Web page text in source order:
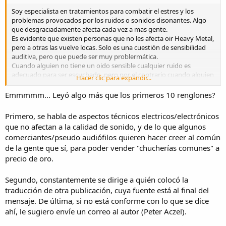
En rendimiento eléctrico básico, 2 conductores conseguidos de
enderezar 2 perchas de alambreNOdará un resultado inferior a un
juego de cables de $ 2000 (Cable Milagroso).
Tampoco lo seria para un cable calibre 16 (Cordón como para una
lámpara) de $ 1,8 el metro (Cable Ultra-precio) los cables son los
mayores fraudes en la electrónica de consumo, y la muestra de la
cobarde entrega de casi todas las publicaciones de audio a las
presiones de los comerciantes de cables de altos precios, es
realmente deprimente para la vista.
La señal no tiene ni idea de si se transmite a través de un cable caro
o barato.
Para un análisis más profundo de la realidad y la ficción en cables de
altavoz y las interconexiones de audio, se sugiere leer:
algo los cables especiales para audio?
2. Mentira sobre los Tubos de Vacío (Válvulas)
Esta mentira es también, en cierto modo, sobre una cuestión
periférica, puesto que los tubos de vacío son apenas una pequeña
parte de la corriente principal en la edad del silicio.
Soy especialista en tratamientos para combatir el estres y los
problemas provocados por los ruidos o sonidos disonantes. Algo
que desgraciadamente afecta cada vez a mas gente.
Es evidente que existen personas que no les afecta oir Heavy Metal,
pero a otras las vuelve locas. Solo es una cuestión de sensibilidad
auditiva, pero que puede ser muy problermática.
Cuando alguien no tiene un oido sensible cualquier ruido es
adecuado para ser escuchado, pero por el contrario cuando alguien
es sensible, todo no sirve para disfrutar de la música.
Con todo el respeto del mundo, la única diferencia para desmontar
lo que usted dice es una cuestión de oido.
Sin capacidad para discernir o sin la sensibilidad adecuada, hablar
de todo lo que usted se atreve a contar es absurdo.
Diferente sería si estuvieramnos hablando de precios. Las modas
hacen mucho daño y la gente que las sigue acostumbra a romper
los mercados.
Por ello se pueden pedir locuras por cosas que no hacen lo que se
Pero determinar según su criterio que nada sirve, es atreverse
demasiado. Sobre todo cuando se hace evidente que usted carece
de una sensibilidad auditiva dentro de la media. Pues de otra
manera sería imposible que usted arremetiera sin piedad contra
todo ello.
Hacer clic para expandir...
Emmmmm... Leyó algo más que los primeros 10 renglones?
Primero, se habla de aspectos técnicos electricos/electrónicos
que no afectan a la calidad de sonido, y de lo que algunos
comerciantes/pseudo audiófilos quieren hacer creer al común
de la gente que sí, para poder vender "chucherías comunes" a
precio de oro.
Segundo, constantemente se dirige a quién colocó la
traducción de otra publicación, cuya fuente está al final del
mensaje. De última, si no está conforme con lo que se dice
ahí, le sugiero envíe un correo al autor (Peter Aczel).